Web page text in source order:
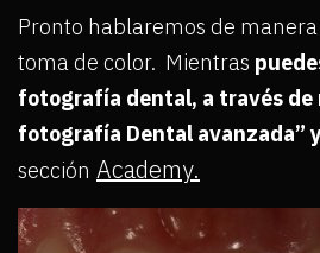
Pronto hablaremos de
toma de color. Mientras
fotografía dental, a través de
fotografía Dental avanzada”
sección Academy.